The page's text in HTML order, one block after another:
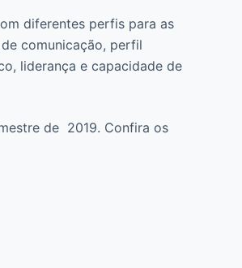
diferentes perfis para as
comunicação, perfil
liderança e capacidade de
de 2019. Confira os